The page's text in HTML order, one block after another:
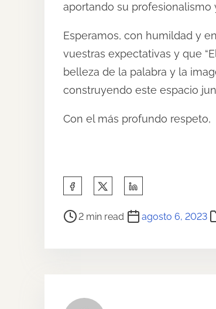
aportando su profesionalismo
Esperamos, con humildad y
vuestras expectativas y que
belleza de la palabra y la
construyendo este espacio
Con el más profundo respeto,
a
P
2 min read agosto 6, 2023